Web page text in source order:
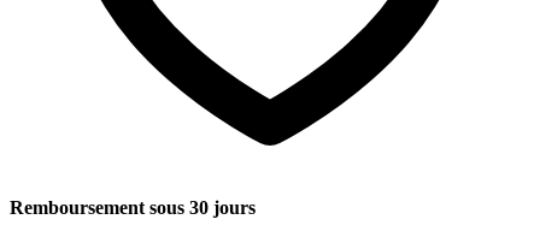
Remboursement sous 30 jours